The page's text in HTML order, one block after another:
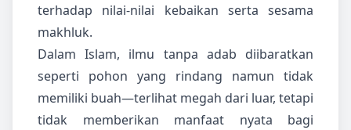
terhadap nilai-nilai kebaikan serta sesama
makhluk.
Dalam Islam, ilmu tanpa adab diibaratkan
seperti pohon yang rindang namun tidak
memiliki buah—terlihat megah dari luar, tetapi
tidak memberikan manfaat nyata bagi